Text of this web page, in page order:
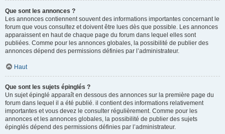
Que sont les annonces ?
Les annonces contiennent souvent des informations importantes concernant le
forum que vous consultez et doivent être lues dès que possible. Les annonces
apparaissent en haut de chaque page du forum dans lequel elles sont
publiées. Comme pour les annonces globales, la possibilité de publier des
annonces dépend des permissions définies par l’administrateur.
Haut
Que sont les sujets épinglés ?
Un sujet épinglé apparaît en dessous des annonces sur la première page du
forum dans lequel il a été publié. il contient des informations relativement
importantes et vous devez le consulter régulièrement. Comme pour les
annonces et les annonces globales, la possibilité de publier des sujets
épinglés dépend des permissions définies par l’administrateur.